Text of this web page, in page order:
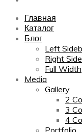
Главная
Каталог
Блог
Left
Right
Full Width
Media
Gallery
2
3
4
Portfolio